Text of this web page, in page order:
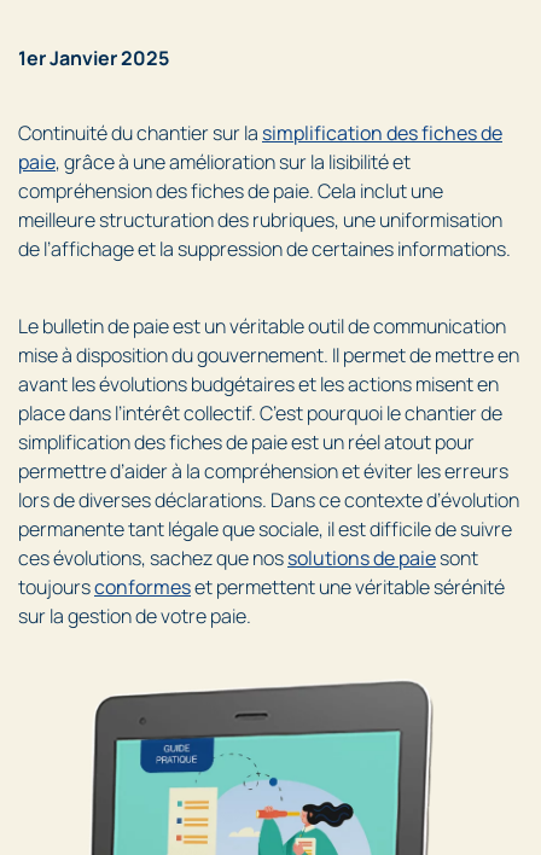
1er Janvier 2025
Continuité du chantier sur la simplification des fiches de
paie, grâce à une amélioration sur la lisibilité et
compréhension des fiches de paie. Cela inclut une
meilleure structuration des rubriques, une uniformisation
de l’affichage et la suppression de certaines informations.
Le bulletin de paie est un véritable outil de communication
mise à disposition du gouvernement. Il permet de mettre en
avant les évolutions budgétaires et les actions misent en
place dans l’intérêt collectif. C’est pourquoi le chantier de
simplification des fiches de paie est un réel atout pour
permettre d’aider à la compréhension et éviter les erreurs
lors de diverses déclarations. Dans ce contexte d’évolution
permanente tant légale que sociale, il est difficile de suivre
ces évolutions, sachez que nossolutions de paiesont
toujoursconformeset permettent une véritable sérénité
sur la gestion de votre paie.